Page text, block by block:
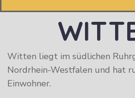
Witten liegt im südlichen
Nordrhein-Westfalen und hat
Einwohner.